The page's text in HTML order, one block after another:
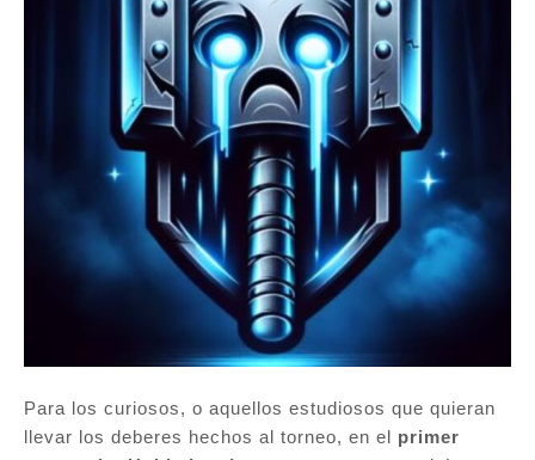
Para los curiosos, o aquellos estudiosos que quieran
llevar los deberes hechos al torneo, en el primer